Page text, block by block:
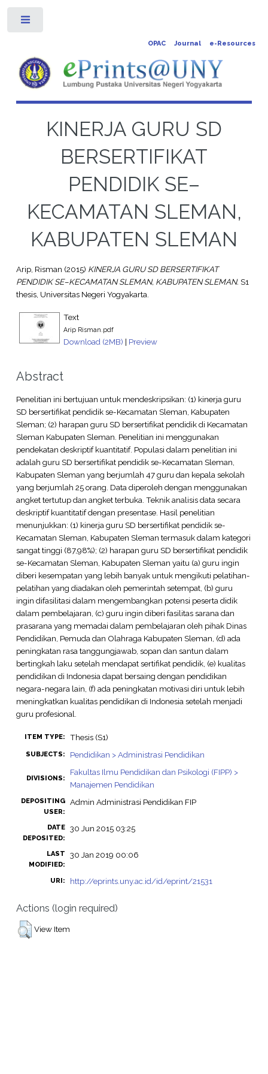
OPAC Journal e-Resources
KINERJA GURU SD
BERSERTIFIKAT
PENDIDIK SE–
KECAMATAN SLEMAN,
KABUPATEN SLEMAN
Arip, Risman (2015) KINERJA GURU SD BERSERTIFIKAT
PENDIDIK SE–KECAMATAN SLEMAN, KABUPATEN SLEMAN. S1
thesis, Universitas Negeri Yogyakarta.
Text
Arip Risman.pdf
Download (2MB) | Preview
Abstract
Penelitian ini bertujuan untuk mendeskripsikan: (1) kinerja guru
SD bersertifikat pendidik se-Kecamatan Sleman, Kabupaten
Sleman; (2) harapan guru SD bersertifikat pendidik di Kecamatan
Sleman Kabupaten Sleman. Penelitian ini menggunakan
pendekatan deskriptif kuantitatif. Populasi dalam penelitian ini
adalah guru SD bersertifikat pendidik se-Kecamatan Sleman,
Kabupaten Sleman yang berjumlah 47 guru dan kepala sekolah
yang berjumlah 25 orang. Data diperoleh dengan menggunakan
angket tertutup dan angket terbuka. Teknik analisis data secara
deskriptif kuantitatif dengan presentase. Hasil penelitian
menunjukkan: (1) kinerja guru SD bersertifikat pendidik se-
Kecamatan Sleman, Kabupaten Sleman termasuk dalam kategori
sangat tinggi (87,98%); (2) harapan guru SD bersertifikat pendidik
se-Kecamatan Sleman, Kabupaten Sleman yaitu (a) guru ingin
diberi kesempatan yang lebih banyak untuk mengikuti pelatihan-
pelatihan yang diadakan oleh pemerintah setempat, (b) guru
ingin difasilitasi dalam mengembangkan potensi peserta didik
dalam pembelajaran, (c) guru ingin diberi fasilitas sarana dan
prasarana yang memadai dalam pembelajaran oleh pihak Dinas
Pendidikan, Pemuda dan Olahraga Kabupaten Sleman, (d) ada
peningkatan rasa tanggungjawab, sopan dan santun dalam
bertingkah laku setelah mendapat sertifikat pendidik, (e) kualitas
pendidikan di Indonesia dapat bersaing dengan pendidikan
negara-negara lain, (f) ada peningkatan motivasi diri untuk lebih
meningkatkan kualitas pendidikan di Indonesia setelah menjadi
guru profesional.
ITEM TYPE: Thesis (S1)
SUBJECTS: Pendidikan > Administrasi Pendidikan
DIVISIONS:
Fakultas Ilmu Pendidikan dan Psikologi (FIPP) >
Manajemen Pendidikan
DEPOSITING
USER:
Admin Administrasi Pendidikan FIP
DATE
DEPOSITED:
30 Jun 2015 03:25
LAST
MODIFIED:
30 Jan 2019 00:06
URI: http://eprints.uny.ac.id/id/eprint/21531
Actions (login required)
View Item